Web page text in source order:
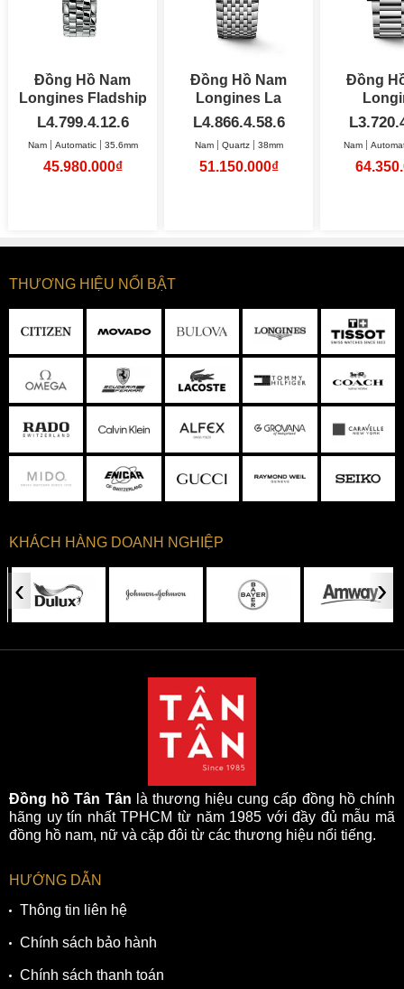
Đồng Hồ Nam
Longines Fladship
Automatic 35.6mm
L4.799.4.12.6
Nam Automatic 35.6mm
45.980.000₫
Đồng Hồ Nam
Longines La
Grande Classique
L4.866.4.58.6
Nam Quartz 38mm
51.150.000₫
Đồng
Nam
THƯƠNG HIỆU NỔI BẬT
KHÁCH HÀNG DOANH NGHIỆP
‹ ›
Đồng hồ Tân Tân là thương hiệu cung cấp đồng hồ chính
hãng uy tín nhất TPHCM từ năm 1985 với đầy đủ mẫu mã
đồng hồ nam, nữ và cặp đôi từ các thương hiệu nổi tiếng.
HƯỚNG DẪN
Thông tin liên hệ
Chính sách bảo hành
Chính sách thanh toán